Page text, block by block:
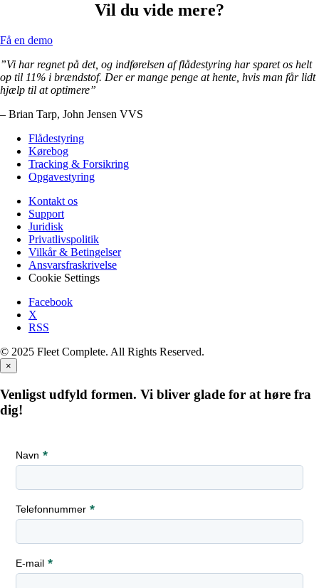
Vil du vide mere?
Få en demo
”Vi har regnet på det, og indførelsen af flådestyring har sparet os helt
op til 11% i brændstof. Der er mange penge at hente, hvis man får lidt
hjælp til at optimere”
– Brian Tarp, John Jensen VVS
Flådestyring
Kørebog
Tracking & Forsikring
Opgavestyring
Kontakt os
Support
Juridisk
Privatlivspolitik
Vilkår & Betingelser
Ansvarsfraskrivelse
Cookie Settings
Facebook
X
RSS
© 2025 Fleet Complete. All Rights Reserved.
×
Venligst udfyld formen. Vi bliver glade for at høre fra
dig!